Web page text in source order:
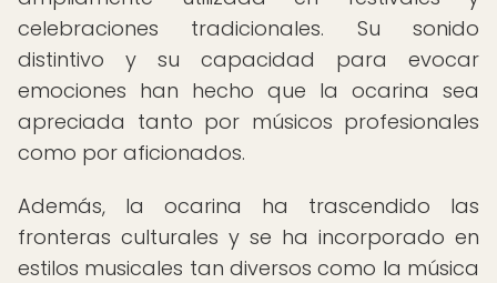
celebraciones tradicionales. Su sonido
distintivo y su capacidad para evocar
emociones han hecho que la ocarina sea
apreciada tanto por músicos profesionales
como por aficionados.
Además, la ocarina ha trascendido las
fronteras culturales y se ha incorporado en
estilos musicales tan diversos como la música